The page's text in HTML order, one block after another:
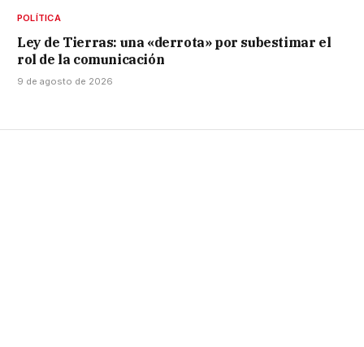
POLÍTICA
Ley de Tierras: una «derrota» por subestimar el
rol de la comunicación
9 de agosto de 2026